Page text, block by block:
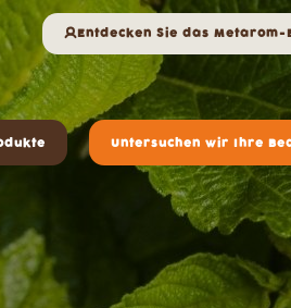
Untersuchen wir Ihre
Entdecken Sie das